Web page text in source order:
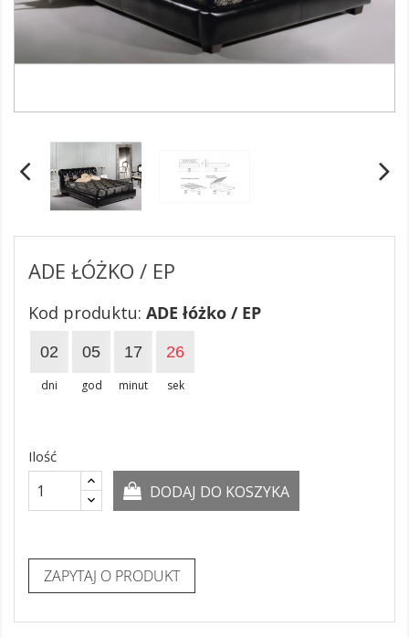
ADE ŁÓŻKO / EP
Kod produktu: ADE łóżko / EP
02
dni
05
god
17
minut
26
sek
Ilość
DODAJ DO KOSZYKA
ZAPYTAJ O PRODUKT